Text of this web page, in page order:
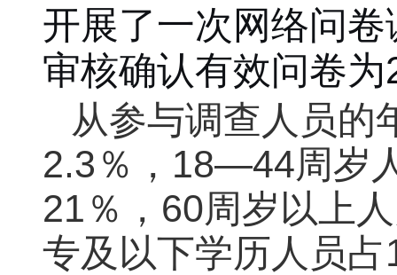
开展了一次网络问卷
审核确认有效问卷为
从参与调查人员的
2.3％，18—44周岁
21％，60周岁以上
专及以下学历人员